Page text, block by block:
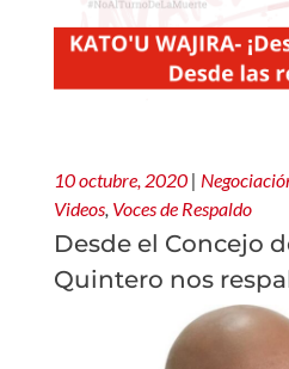
10 octubre, 2020 |
Videos, Voces de Respaldo
Desde el Concejo
Quintero nos